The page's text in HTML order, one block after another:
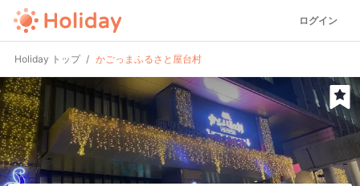
ログイン
Holiday トップ かごっまふるさと屋台村